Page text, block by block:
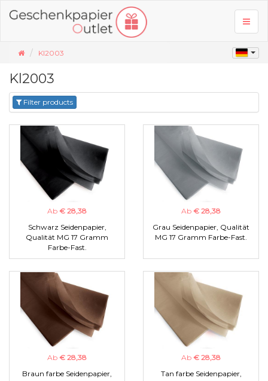
Kl2003
Kl2003
Filter products
Ab € 28,38
Schwarz Seidenpapier,
Qualität MG 17 Gramm
Farbe-Fast.
Ab € 28,38
Grau Seidenpapier, Qualität
MG 17 Gramm Farbe-Fast.
Ab € 28,38
Braun farbe Seidenpapier,
Ab € 28,38
Tan farbe Seidenpapier,